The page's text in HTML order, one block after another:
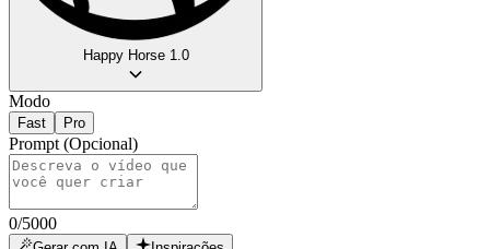
Happy Horse 1.0
Modo
Fast Pro
Prompt (Opcional)
0/5000